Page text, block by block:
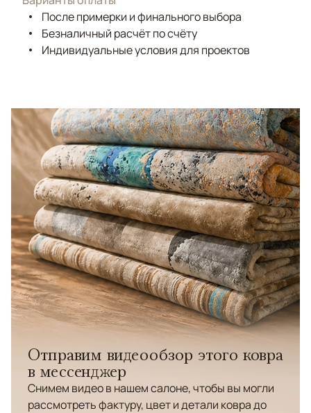
После примерки и финального выбора
Безналичный расчёт по счёту
Индивидуальные условия для проектов
Отправим видеообзор этого ковра
в мессенджер
Снимем видео в нашем салоне, чтобы вы могли
рассмотреть фактуру, цвет и детали ковра до